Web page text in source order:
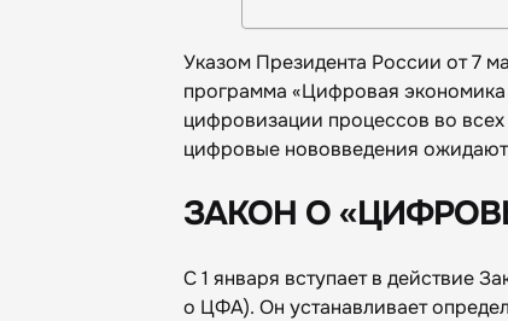
Указом Президента России от 7
программа «Цифровая
цифровизации процессов во
цифровые нововведения
ЗАКОН О
С 1 января вступает в действие
о ЦФА). Он устанавливает